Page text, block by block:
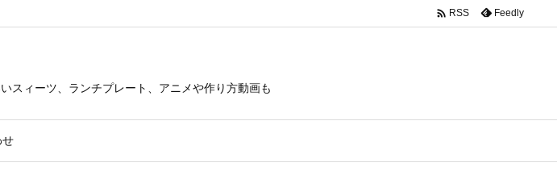
スィーツ、ランチプレート、アニメや作り方動画も
せ
 RSS Feedly